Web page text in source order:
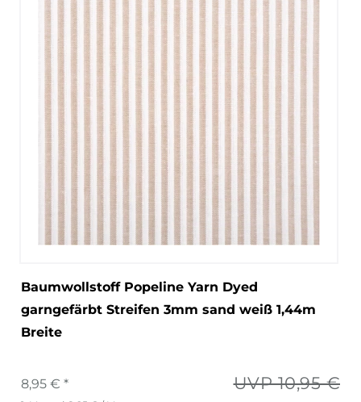
Baumwollstoff Popeline Yarn Dyed
garngefärbt Streifen 3mm sand weiß 1,44m
Breite
UVP 10,95 €
8,95 € *